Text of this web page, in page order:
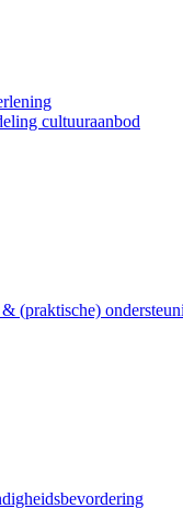
cultuuraanbod
(praktische)